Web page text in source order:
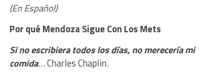
(En Español)
Por qué Mendoza Sigue Con Los Mets
Si no escribiera todos los días, no merecería mi
comida… Charles Chaplin.